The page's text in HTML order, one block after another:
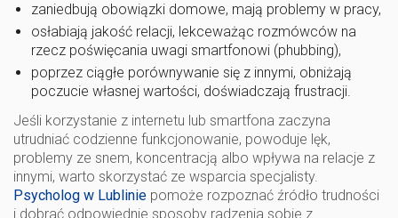
zaniedbują obowiązki domowe, mają problemy w pracy,
osłabiają jakość relacji, lekceważąc rozmówców na
rzecz poświęcania uwagi smartfonowi (phubbing),
poprzez ciągłe porównywanie się z innymi, obniżają
poczucie własnej wartości, doświadczają frustracji.
Jeśli korzystanie z internetu lub smartfona zaczyna
utrudniać codzienne funkcjonowanie, powoduje lęk,
problemy ze snem, koncentracją albo wpływa na relacje z
innymi, warto skorzystać ze wsparcia specjalisty.
Psycholog w Lublinie pomoże rozpoznać źródło trudności
i dobrać odpowiednie sposoby radzenia sobie z